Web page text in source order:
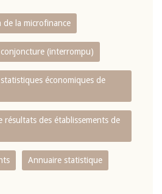
la microfinance
(interrompu)
économiques de
résultats des établissements de
Annuaire statistique